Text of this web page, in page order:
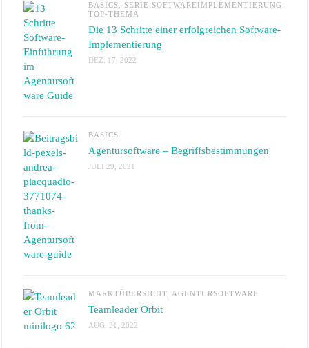
BASICS, SERIE SOFTWAREIMPLEMENTIERUNG ,
TOP-THEMA
Die 13 Schritte einer erfolgreichen Software-
Implementierung
DEZ. 17, 2022
BASICS
Agentursoftware – Begriffsbestimmungen
JULI 29, 2021
MARKTÜBERSICHT, AGENTURSOFTWARE
Teamleader Orbit
AUG. 31, 2022